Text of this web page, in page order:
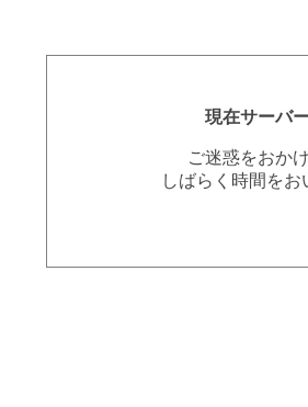
現在サーバ
ご迷惑をおか
しばらく時間を